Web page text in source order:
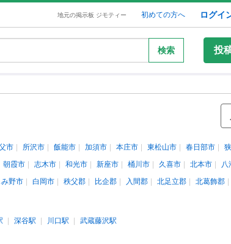
地元の掲示板 ジモティー 初めての方へ ログイ
検索 投
市 所沢市 飯能市 加須市 本庄市 東松山市 春日部市
朝霞市 志木市 和光市 新座市 桶川市 久喜市 北本市 八
野市 白岡市 秩父郡 比企郡 入間郡 北足立郡 北葛飾郡
深谷駅 川口駅
武蔵藤沢駅